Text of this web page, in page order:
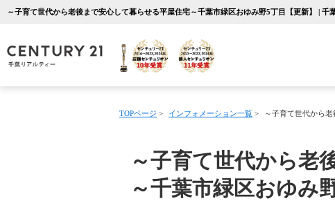
千葉
TOPページ > インフォメーション一覧 > ～子育て世代から
～子育て世代から老
～千葉市緑区おゆみ